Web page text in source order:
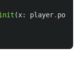
(x: player.